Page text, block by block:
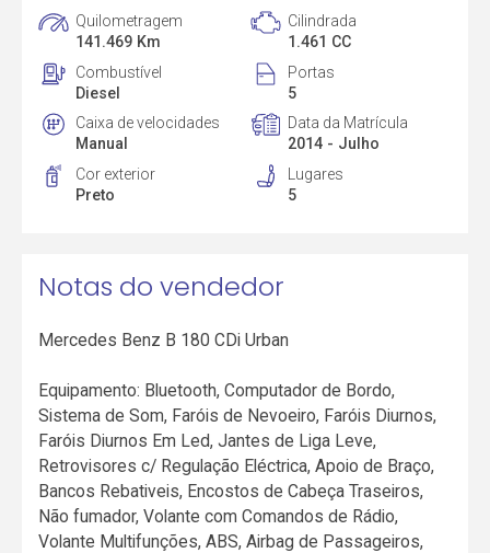
Quilometragem
141.469 Km
Cilindrada
1.461 CC
Combustível
Diesel
Portas
5
Caixa de velocidades
Manual
Data da Matrícula
2014 - Julho
Cor exterior
Preto
Lugares
5
Notas do vendedor
Mercedes Benz B 180 CDi Urban
Equipamento: Bluetooth, Computador de Bordo,
Sistema de Som, Faróis de Nevoeiro, Faróis Diurnos,
Faróis Diurnos Em Led, Jantes de Liga Leve,
Retrovisores c/ Regulação Eléctrica, Apoio de Braço,
Bancos Rebativeis, Encostos de Cabeça Traseiros,
Não fumador, Volante com Comandos de Rádio,
Volante Multifunções, ABS, Airbag de Passageiros,